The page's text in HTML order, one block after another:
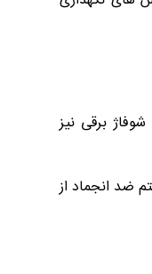
بودند. شوفاژ برقی نیز
ضد انجماد از